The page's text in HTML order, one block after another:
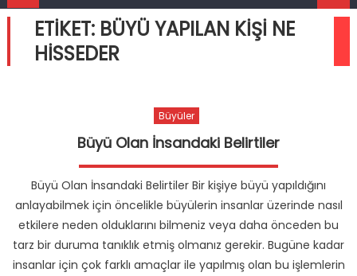
ETIKET: BÜYÜ YAPILAN KIŞI NE
HISSEDER
Büyüler
Büyü Olan İnsandaki Belirtiler
Büyü Olan İnsandaki Belirtiler Bir kişiye büyü yapıldığını
anlayabilmek için öncelikle büyülerin insanlar üzerinde nasıl
etkilere neden olduklarını bilmeniz veya daha önceden bu
tarz bir duruma tanıklık etmiş olmanız gerekir. Bugüne kadar
insanlar için çok farklı amaçlar ile yapılmış olan bu işlemlerin